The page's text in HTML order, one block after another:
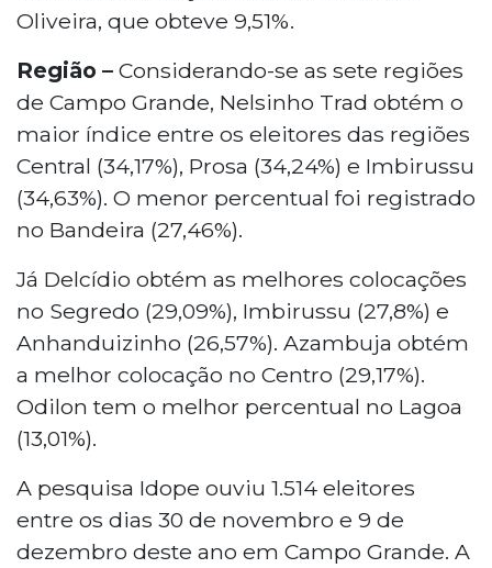
Oliveira, que obteve 9,51%.
Região – Considerando-se as sete regiões
de Campo Grande, Nelsinho Trad obtém o
maior índice entre os eleitores das regiões
Central (34,17%), Prosa (34,24%) e Imbirussu
(34,63%). O menor percentual foi registrado
no Bandeira (27,46%).
Já Delcídio obtém as melhores colocações
no Segredo (29,09%), Imbirussu (27,8%) e
Anhanduizinho (26,57%). Azambuja obtém
a melhor colocação no Centro (29,17%).
Odilon tem o melhor percentual no Lagoa
(13,01%).
A pesquisa Idope ouviu 1.514 eleitores
entre os dias 30 de novembro e 9 de
dezembro deste ano em Campo Grande. A